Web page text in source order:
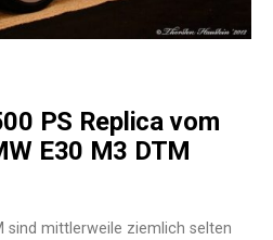
PS Replica vom
E30 M3 DTM
sind mittlerweile ziemlich selten